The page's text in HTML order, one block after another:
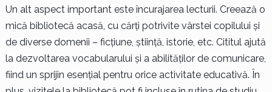
Un alt aspect important este încurajarea lecturii. Creează o
mică bibliotecă acasă, cu cărți potrivite vârstei copilului și
de diverse domenii – ficțiune, știință, istorie, etc. Cititul ajută
la dezvoltarea vocabularului și a abilităților de comunicare,
fiind un sprijin esențial pentru orice activitate educativă. În